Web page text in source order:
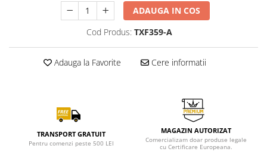
ADAUGA IN COS
Cod Produs: TXF359-A
Adauga la Favorite Cere informatii
TRANSPORT GRATUIT
Pentru comenzi peste 500 LEI
MAGAZIN AUTORIZAT
Comercializam doar produse legale
cu Certificare Europeana.